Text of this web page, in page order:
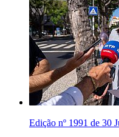
Edição nº 1991 de 30